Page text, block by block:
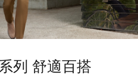
列 舒適百搭